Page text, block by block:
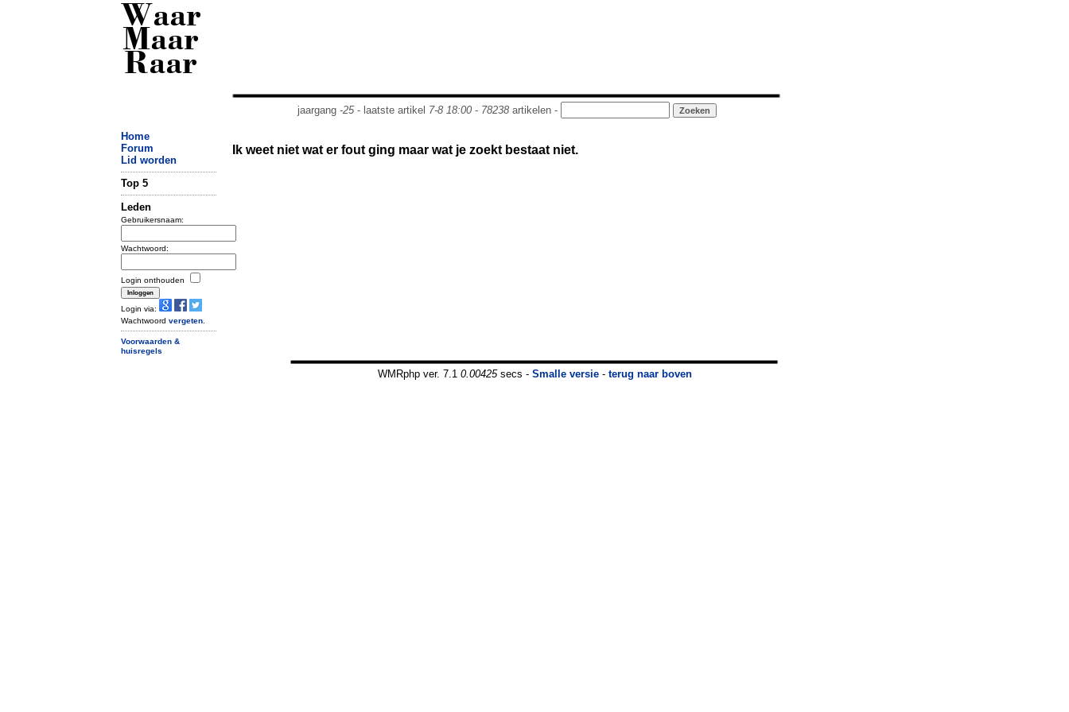
Waar
Maar
Raar
jaargang -25- laatste artikel 7-8 18:00- 78238artikelen -
Home
Forum
Lid worden
Top 5
Leden
Gebruikersnaam:
Wachtwoord:
Login onthouden
Login via:
Wachtwoord vergeten
Voorwaarden &
huisregels
Ik weet niet wat er fout ging maar wat je zoekt bestaat niet.
WMRphp ver. 7.1 0.00425secs - Smalle versie- terug naar boven